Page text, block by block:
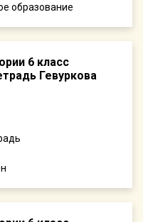
образование
6 класс
Гевуркова